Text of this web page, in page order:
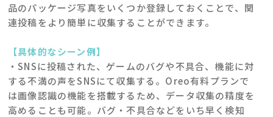
品のパッケージ写真をいくつか登録しておくことで、関
連投稿をより簡単に収集することができます。
【具体的なシーン例】
・SNSに投稿された、ゲームのバグや不具合、機能に対
する不満の声をSNSにて収集する。Oreo有料プランで
は画像認識の機能を搭載するため、データ収集の精度を
高めることも可能。バグ・不具合などをいち早く検知